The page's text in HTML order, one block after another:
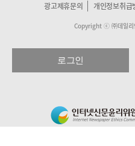
광고제휴문의 개인정보취급
Copyright ⓒ ㈜데일
로그인